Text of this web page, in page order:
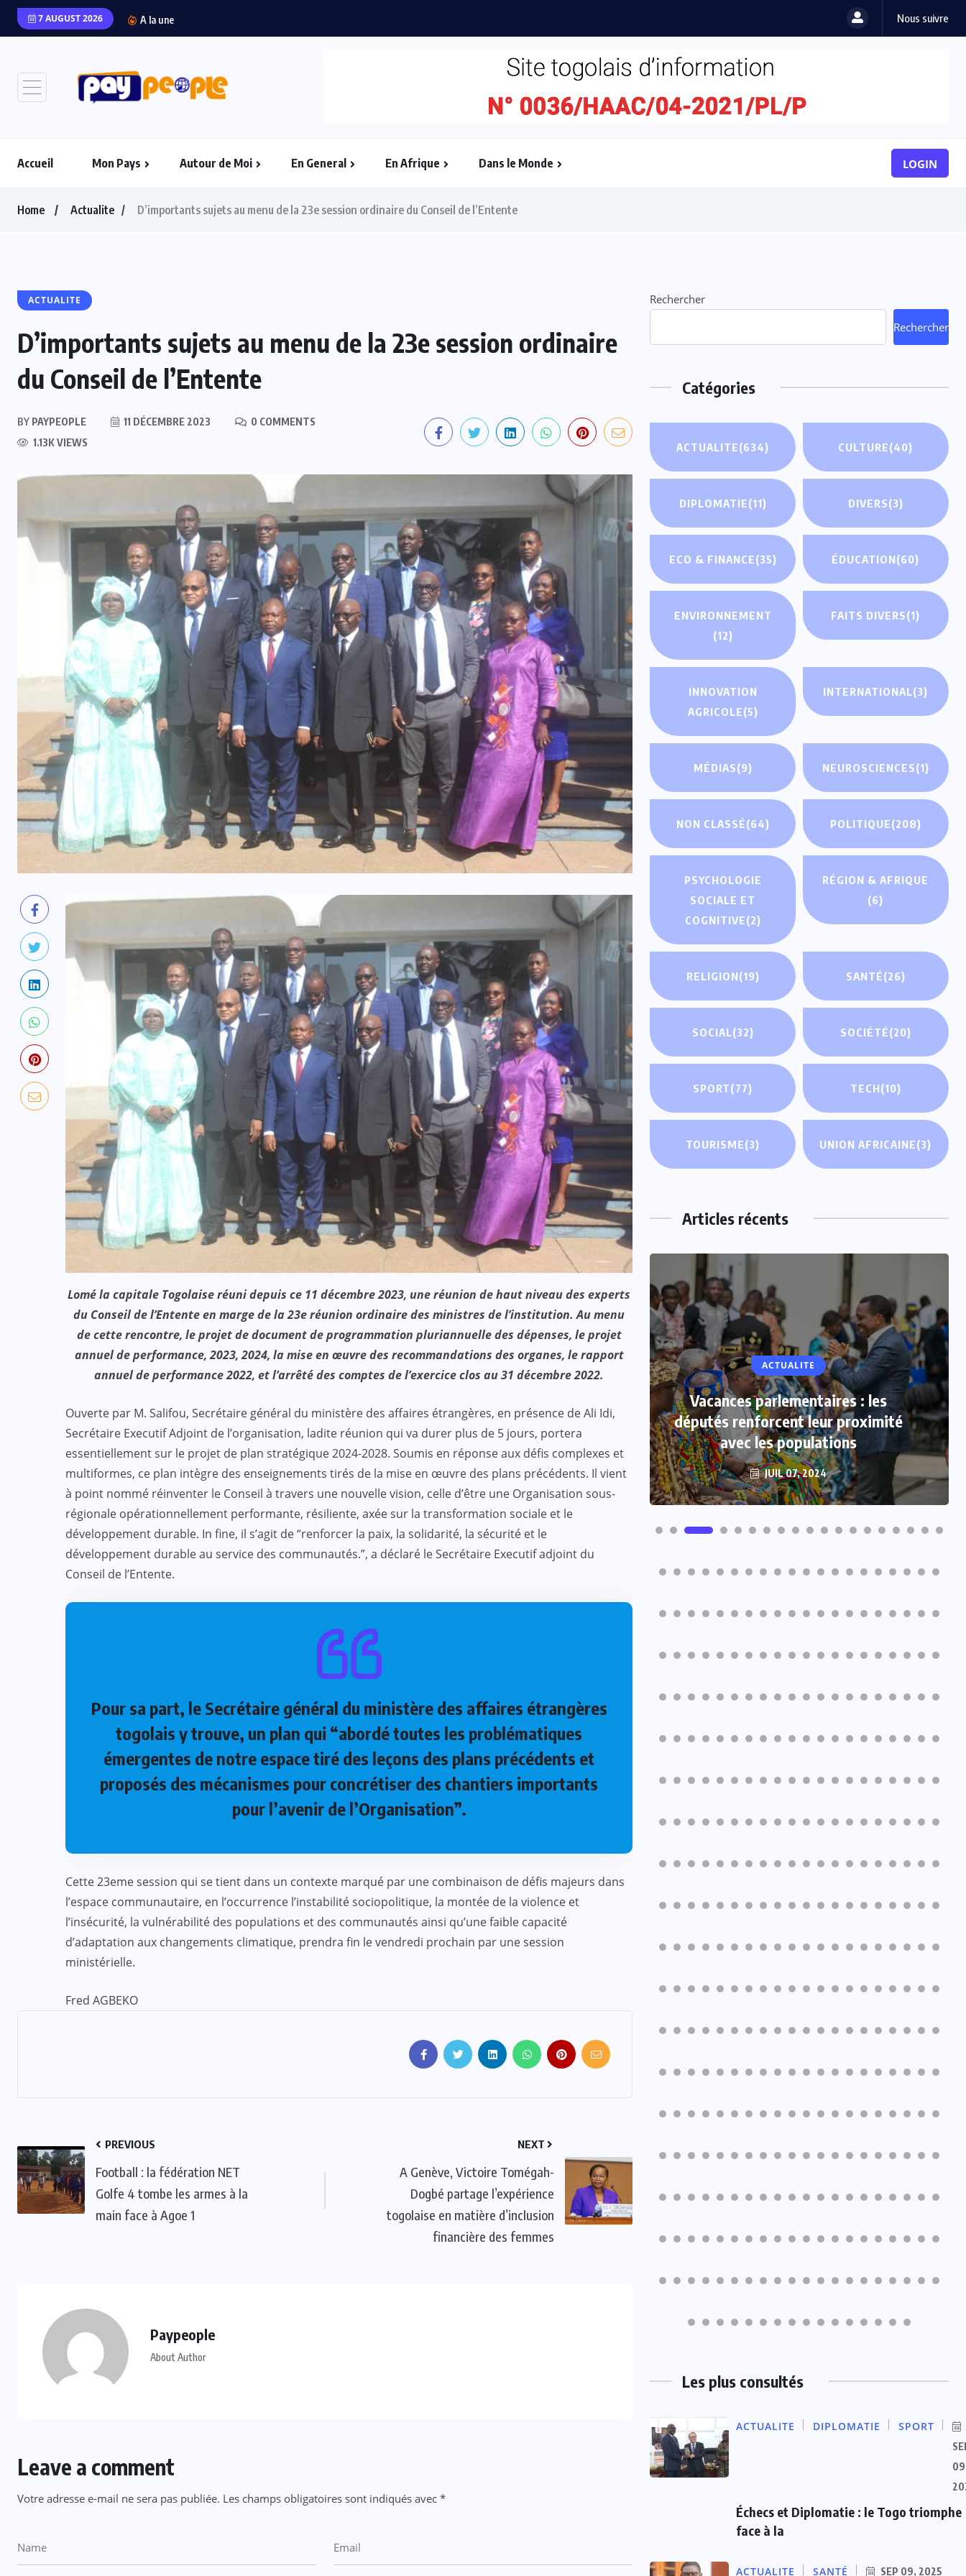
7 AUGUST 2026 A la une Nous suivre
Accueil Mon Pays Autour de Moi En General En Afrique Dans le Monde LOGIN
Home Actualite D’importants sujets au menu de la 23e session ordinaire du Conseil de l’Entente
ACTUALITE
D’importants sujets au menu de la 23e session ordinaire
du Conseil de l’Entente
BY PAYPEOPLE 11 DÉCEMBRE 2023
0 COMMENTS
1.13K VIEWS
Lomé la capitale Togolaise réuni depuis ce 11 décembre 2023, une réunion de haut niveau des experts
du Conseil de l’Entente en marge de la 23e réunion ordinaire des ministres de l’institution. Au menu
de cette rencontre, le projet de document de programmation pluriannuelle des dépenses, le projet
annuel de performance, 2023, 2024, la mise en œuvre des recommandations des organes, le rapport
annuel de performance 2022, et l’arrêté des comptes de l’exercice clos au 31 décembre 2022.
Ouverte par M. Salifou, Secrétaire général du ministère des affaires étrangères, en présence de Ali Idi,
Secrétaire Executif Adjoint de l’organisation, ladite réunion qui va durer plus de 5 jours, portera
essentiellement sur le projet de plan stratégique 2024-2028. Soumis en réponse aux défis complexes et
multiformes, ce plan intègre des enseignements tirés de la mise en œuvre des plans précédents. Il vient
à point nommé réinventer le Conseil à travers une nouvelle vision, celle d’être une Organisation sous-
régionale opérationnellement performante, résiliente, axée sur la transformation sociale et le
développement durable. In fine, il s’agit de “renforcer la paix, la solidarité, la sécurité et le
développement durable au service des communautés.”, a déclaré le Secrétaire Executif adjoint du
Conseil de l’Entente.
Pour sa part, le Secrétaire général du ministère des affaires étrangères
togolais y trouve, un plan qui “abordé toutes les problématiques
émergentes de notre espace tiré des leçons des plans précédents et
proposés des mécanismes pour concrétiser des chantiers importants
pour l’avenir de l’Organisation”.
Cette 23eme session qui se tient dans un contexte marqué par une combinaison de défis majeurs dans
l’espace communautaire, en l’occurrence l’instabilité sociopolitique, la montée de la violence et
l’insécurité, la vulnérabilité des populations et des communautés ainsi qu’une faible capacité
d’adaptation aux changements climatique, prendra fin le vendredi prochain par une session
ministérielle.
Fred AGBEKO
PREVIOUS
Football : la fédération NET
Golfe 4 tombe les armes à la
main face à Agoe 1
NEXT
A Genève, Victoire Tomégah-
Dogbé partage l’expérience
togolaise en matière d’inclusion
financière des femmes
Paypeople
About Author
Leave a comment
Votre adresse e-mail ne sera pas publiée. Les champs obligatoires sont indiqués avec *
Rechercher
Rechercher
Catégories
ACTUALITE(634) CULTURE(40)
DIPLOMATIE(11) DIVERS(3)
ECO & FINANCE(35) ÉDUCATION(60)
ENVIRONNEMENT
(12)
FAITS DIVERS(1)
INNOVATION
AGRICOLE(5)
INTERNATIONAL(3)
MÉDIAS(9) NEUROSCIENCES(1)
NON CLASSÉ(64) POLITIQUE(208)
PSYCHOLOGIE
SOCIALE ET
COGNITIVE(2)
RÉGION & AFRIQUE
(6)
RELIGION(19) SANTÉ(26)
SOCIAL(32) SOCIÉTÉ(20)
SPORT(77) TECH(10)
TOURISME(3) UNION AFRICAINE(3)
Articles récents
ACTUALITE
Evala 2024 : Une présence
effective du Dr Lidi Bessi Kama
JUIL 07, 2024
4e édition du prix PADRE : que de
la satisfaction !
JUIL 07, 2024
ACTUALITE
Vacances parlementaires : les
députés renforcent leur proximité
avec les populations
JUIL 07, 2024
Les plus consultés
ACTUALITE DIPLOMATIE SPORT
Échecs et Diplomatie : le Togo triomphe
face à la
ACTUALITE SANTÉ SEP 09, 2025